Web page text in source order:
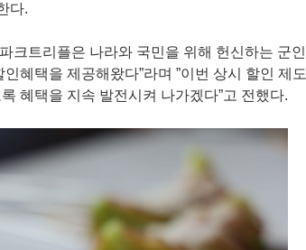
다.
크트리플은 나라와 국민을 위해 헌신하는 군인
혜택을 제공해왔다”라며 ”이번 상시 할인 제도
혜택을 지속 발전시켜 나가겠다”고 전했다.